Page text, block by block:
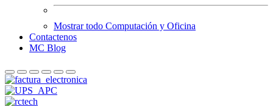
Mostrar todo Computación y Oficina
Contactenos
MC Blog